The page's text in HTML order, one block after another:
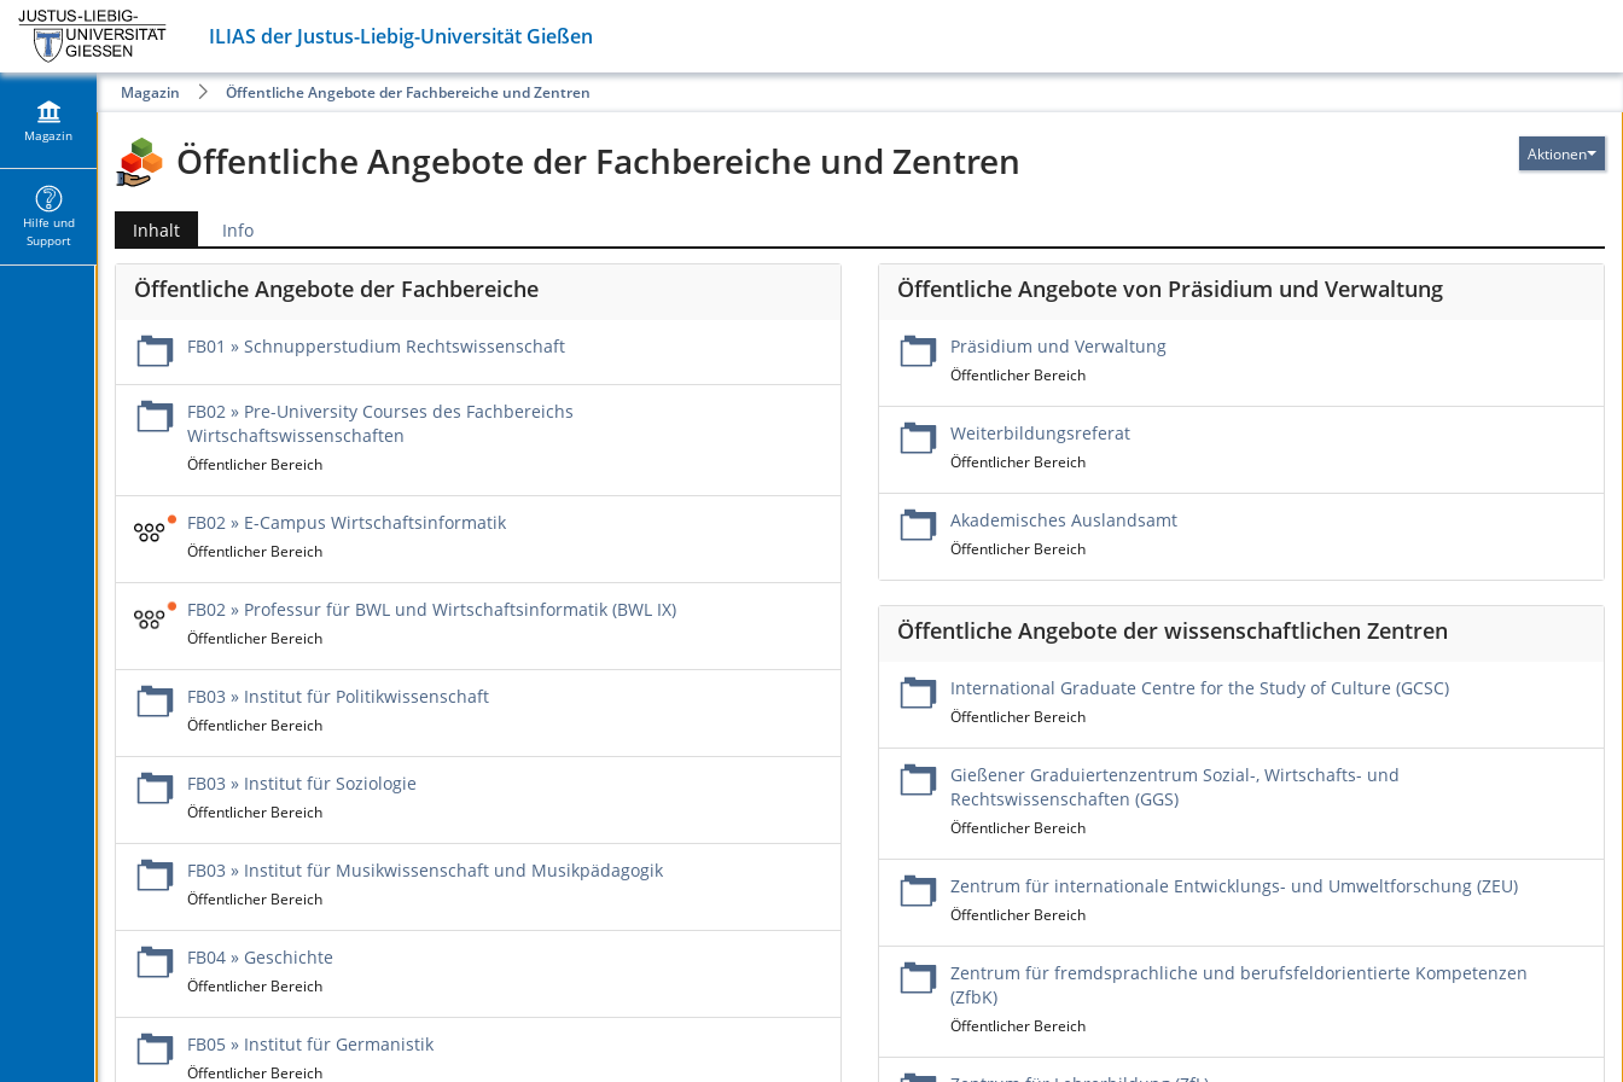
ILIAS der Justus-Liebig-Universität Gießen
Magazin
Hilfe und
Support
Magazin Öffentliche Angebote der Fachbereiche und Zentren
Aktionen
Öffentliche Angebote der Fachbereiche und Zentren
Inhalt Info
Öffentliche Angebote der Fachbereiche
FB01 » Schnupperstudium Rechtswissenschaft
FB02 » Pre-University Courses des Fachbereichs
Wirtschaftswissenschaften
Öffentlicher Bereich
FB02 » E-Campus Wirtschaftsinformatik
Öffentlicher Bereich
FB02 » Professur für BWL und Wirtschaftsinformatik (BWL IX)
Öffentlicher Bereich
FB03 » Institut für Politikwissenschaft
Öffentlicher Bereich
FB03 » Institut für Soziologie
Öffentlicher Bereich
FB03 » Institut für Musikwissenschaft und Musikpädagogik
Öffentlicher Bereich
FB04 » Geschichte
Öffentlicher Bereich
FB05 » Institut für Germanistik
Öffentlicher Bereich
Öffentliche Angebote von Präsidium und Verwaltung
Präsidium und Verwaltung
Öffentlicher Bereich
Weiterbildungsreferat
Öffentlicher Bereich
Akademisches Auslandsamt
Öffentlicher Bereich
Öffentliche Angebote der wissenschaftlichen Zentren
International Graduate Centre for the Study of Culture (GCSC)
Öffentlicher Bereich
Gießener Graduiertenzentrum Sozial-, Wirtschafts- und
Rechtswissenschaften (GGS)
Öffentlicher Bereich
Zentrum für internationale Entwicklungs- und Umweltforschung (ZEU)
Öffentlicher Bereich
Zentrum für fremdsprachliche und berufsfeldorientierte Kompetenzen
(ZfbK)
Öffentlicher Bereich